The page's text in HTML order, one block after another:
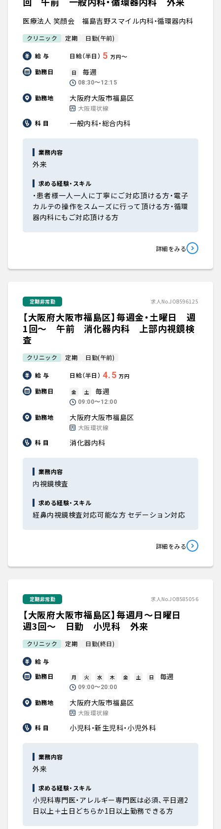
医療法人 笑顔会 福島吉野スマイル内科・循環器内科
クリニック 定期 日勤(午前)
給 与 日給（半日） 5 万円〜
勤務日
日 毎週
08:30〜12:15
勤務地 大阪府大阪市福島区
大阪環状線
科 目
一般内科・総合内科
業務内容
外来
求める経験・スキル
・患者様一人一人に丁寧にご対応頂ける方・電子
カルテの操作をスムーズに行って頂ける方・循環
器内科にもご対応頂ける方
詳細をみる
定期非常勤 求人No.JOB596125
【大阪府大阪市福島区】毎週金・土曜日 週
1回～ 午前 消化器内科 上部内視鏡検
査
クリニック 定期 日勤(午前)
給 与 日給（半日） 4.5 万円
勤務日 金 土 毎週
09:00〜12:00
勤務地 大阪府大阪市福島区
大阪環状線
科 目
消化器内科
業務内容
内視鏡検査
求める経験・スキル
経鼻内視鏡検査対応可能な方 セデーション対応
詳細をみる
定期非常勤 求人No.JOB585056
【大阪府大阪市福島区】毎週月～日曜日
週3回～ 日勤 小児科 外来
クリニック 定期 日勤(終日)
給 与
勤務日
月 火 水 木 金 土 日 毎週
09:00〜20:00
勤務地 大阪府大阪市福島区
大阪環状線
科 目
小児科・新生児科・小児外科
業務内容
外来
求める経験・スキル
小児科専門医・アレルギー専門医は必須、平日週2
日以上＋土日どちらか1日以上勤務できる方